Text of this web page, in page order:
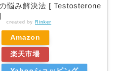
悩み解決法 [ Testosterone
created by Rinker
Amazon
楽天市場